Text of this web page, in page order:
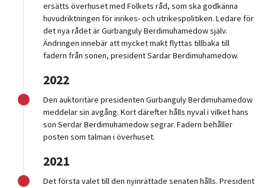
ersätts överhuset med Folkets råd, som ska godkänna
huvudriktningen för inrikes- och utrikespolitiken. Ledare för
det nya rådet är Gurbanguly Berdimuhamedow själv.
Ändringen innebär att mycket makt flyttas tillbaka till
fadern från sonen, president Sardar Berdimuhamedow.
2022
Den auktoritäre presidenten Gurbanguly Berdimuhamedow
meddelar sin avgång. Kort därefter hålls nyval i vilket hans
son Serdar Berdimuhamedow segrar. Fadern behåller
posten som talman i överhuset.
2021
Det första valet till den nyinrättade senaten hålls. President